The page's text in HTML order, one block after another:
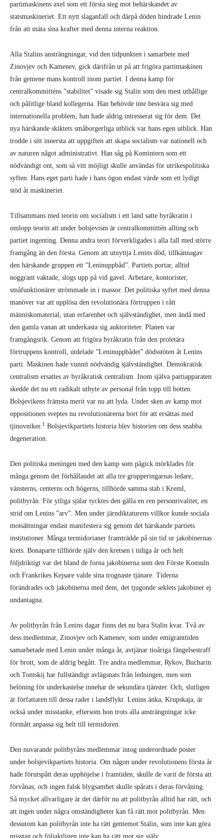
partimaskinens axel som ett första steg mot behärskandet av
statsmaskineriet. Ett nytt slaganfall och därpå döden hindrade Lenin
från att mäta sina krafter med denna interna reaktion.
Alla Stalins ansträngningar, vid den tidpunkten i samarbete med
Zinovjev och Kamenev, gick därifrån ut på att frigöra partimaskinen
från gemene mans kontroll inom partiet. I denna kamp för
centralkommitténs ”stabilitet” visade sig Stalin som den mest uthållige
och pålitlige bland kollegerna. Han behövde inte besvära sig med
internationella problem; han hade aldrig intresserat sig för dem. Det
nya härskande skiktets småborgerliga utblick var hans egen utblick. Han
trodde i sitt innersta att uppgiften att skapa socialism var nationell och
av naturen något administrativt. Han såg på Komintern som ett
nödvändigt ont, som så vitt möjligt skulle användas för utrikespolitiska
syften. Hans eget parti hade i hans ögon endast värde som ett lydigt
stöd åt maskineriet.
Tillsammans med teorin om socialism i ett land satte byråkratin i
omlopp teorin att under bolsjevism är centralkommittén allting och
partiet ingenting. Denna andra teori förverkligades i alla fall med större
framgång än den första. Genom att utnyttja Lenins död, tillkännagav
den härskande gruppen ett ”Leninuppbåd”. Partiets portar, alltid
noggrant vaktade, slogs upp på vid gavel. Arbetare, kontorister,
småfunktionärer strömmade in i massor. Det politiska syftet med denna
manöver var att upplösa den revolutionära förtruppen i rått
människomaterial, utan erfarenhet och självständighet, men ändå med
den gamla vanan att underkasta sig auktoriteter. Planen var
framgångsrik. Genom att frigöra byråkratin från den proletära
förtruppens kontroll, utdelade ”Leninuppbådet” dödsstöten åt Lenins
parti. Maskinen hade vunnit nödvändig självständighet. Demokratisk
centralism ersattes av byråkratisk centralism. Inom själva partiapparaten
skedde det nu ett radikalt utbyte av personal från topp till botten.
Bolsjevikens främsta merit var nu att lyda. Under sken av kamp mot
oppositionen sveptes nu revolutionärerna bort för att ersättas med
tjinovniker.1
Bolsjevikpartiets historia blev historien om dess snabba
degeneration.
Den politiska meningen med den kamp som pågick mörklades för
många genom det förhållandet att alla tre grupperingarnas ledare,
vänsterns, centerns och högerns, tillhörde samma stab i Kreml,
politbyrån. För ytliga själar tycktes den gälla en ren personrivalitet, en
strid om Lenins ”arv”. Men under järndiktaturens villkor kunde sociala
motsättningar endast manifestera sig genom det härskande partiets
institutioner. Många termidorianer framträdde på sin tid ur jakobinernas
krets. Bonaparte tillhörde själv den kretsen i tidiga år och helt
följdriktigt var det bland de forna jakobinerna som den Förste Konsuln
och Frankrikes Kejsare valde sina trognaste tjänare. Tiderna
förändrades och jakobinerna med dem, det tjugonde seklets jakobiner ej
undantagna.
Av politbyrån från Lenins dagar finns det nu bara Stalin kvar. Två av
dess medlemmar, Zinovjev och Kamenev, som under emigranttiden
samarbetade med Lenin under många år, avtjänar tioåriga fängelsestraff
för brott, som de aldrig begått. Tre andra medlemmar, Rykov, Bucharin
och Tomskij har fullständigt avlägsnats från ledningen, men som
belöning för underkastelse innehar de sekundära tjänster. Och, slutligen
är författaren till dessa rader i landsflykt. Lenins änka, Krupskaja, är
också under misstanke, eftersom hon trots alla ansträngningar icke
förmått anpassa sig helt till termidoren.
Den nuvarande politbyråns medlemmar intog underordnade poster
under bolsjevikpartiets historia. Om någon under revolutionens första år
hade förutspått deras upphöjelse i framtiden, skulle de varit de första att
förvånas, och ingen falsk blygsamhet skulle spårats i deras förvåning.
Så mycket allvarligare är det därför nu att politbyrån alltid har rätt, och
att ingen under några omständigheter kan få rätt mot politbyrån. Men
dessutom kan politbyrån inte ha rätt gentemot Stalin, som inte kan göra
misstag och följaktligen inte kan ha rätt mot sig själv.